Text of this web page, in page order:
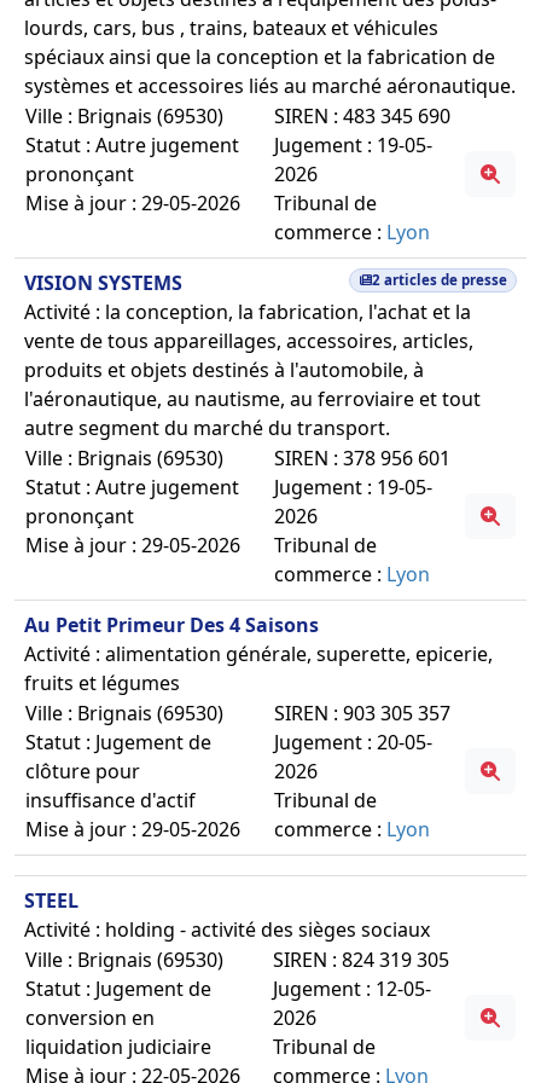
lourds, cars, bus , trains, bateaux et véhicules
spéciaux ainsi que la conception et la fabrication de
systèmes et accessoires liés au marché aéronautique.
Ville : Brignais (69530)
Statut : Autre jugement
prononçant
Mise à jour : 29-05-2026
SIREN : 483 345 690
Jugement : 19-05-
2026
Tribunal de
commerce : Lyon
VISION SYSTEMS
2 articles de presse
Activité : la conception, la fabrication, l'achat et la
vente de tous appareillages, accessoires, articles,
produits et objets destinés à l'automobile, à
l'aéronautique, au nautisme, au ferroviaire et tout
autre segment du marché du transport.
Ville : Brignais (69530)
Statut : Autre jugement
prononçant
Mise à jour : 29-05-2026
SIREN : 378 956 601
Jugement : 19-05-
2026
Tribunal de
commerce : Lyon
Au Petit Primeur Des 4 Saisons
Activité : alimentation générale, superette, epicerie,
fruits et légumes
Ville : Brignais (69530)
Statut : Jugement de
clôture pour
insuffisance d'actif
Mise à jour : 29-05-2026
SIREN : 903 305 357
Jugement : 20-05-
2026
Tribunal de
commerce : Lyon
STEEL
Activité : holding - activité des sièges sociaux
Ville : Brignais (69530)
Statut : Jugement de
conversion en
liquidation judiciaire
Mise à jour : 22-05-2026
SIREN : 824 319 305
Jugement : 12-05-
2026
Tribunal de
commerce : Lyon